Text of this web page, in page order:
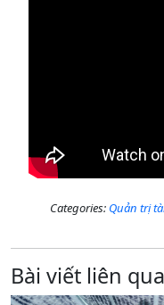
Categories: Quản trị
Bài viết liên